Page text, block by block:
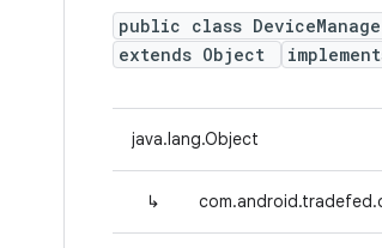
public class
extends Object
java.lang.Object
↳